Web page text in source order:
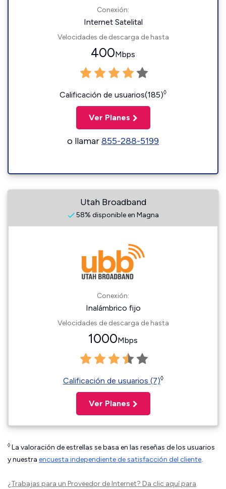
Conexión:
Internet Satelital
Velocidades de descarga de hasta
400Mbps
Calificación de usuarios(185)◊
Ver Planes
o llamar855-288-5199
Utah Broadband
58% disponible en Magna
Conexión:
Inalámbrico fijo
Velocidades de descarga de hasta
1000Mbps
Calificación de usuarios (7)◊
Ver Planes
◊ La valoración de estrellas se basa en las reseñas de los usuarios
y nuestra encuesta independiente de satisfacción del cliente.
¿Trabajas para un Proveedor de Internet? Da clic aquípara